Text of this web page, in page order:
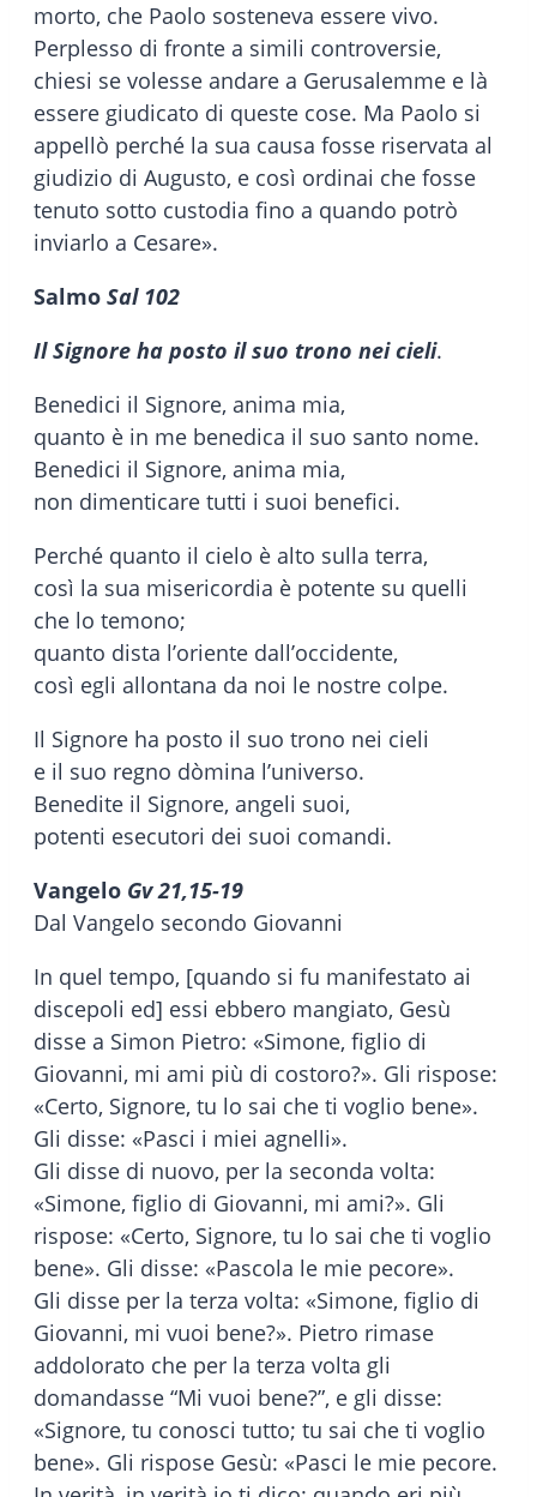
morto, che Paolo sosteneva essere vivo.
Perplesso di fronte a simili controversie,
chiesi se volesse andare a Gerusalemme e là
essere giudicato di queste cose. Ma Paolo si
appellò perché la sua causa fosse riservata al
giudizio di Augusto, e così ordinai che fosse
tenuto sotto custodia fino a quando potrò
inviarlo a Cesare».
Salmo Sal 102
Il Signore ha posto il suo trono nei cieli.
Benedici il Signore, anima mia,
quanto è in me benedica il suo santo nome.
Benedici il Signore, anima mia,
non dimenticare tutti i suoi benefici.
Perché quanto il cielo è alto sulla terra,
così la sua misericordia è potente su quelli
che lo temono;
quanto dista l’oriente dall’occidente,
così egli allontana da noi le nostre colpe.
Il Signore ha posto il suo trono nei cieli
e il suo regno dòmina l’universo.
Benedite il Signore, angeli suoi,
potenti esecutori dei suoi comandi.
Vangelo Gv 21,15-19
Dal Vangelo secondo Giovanni
In quel tempo, [quando si fu manifestato ai
discepoli ed] essi ebbero mangiato, Gesù
disse a Simon Pietro: «Simone, figlio di
Giovanni, mi ami più di costoro?». Gli rispose:
«Certo, Signore, tu lo sai che ti voglio bene».
Gli disse: «Pasci i miei agnelli».
Gli disse di nuovo, per la seconda volta:
«Simone, figlio di Giovanni, mi ami?». Gli
rispose: «Certo, Signore, tu lo sai che ti voglio
bene». Gli disse: «Pascola le mie pecore».
Gli disse per la terza volta: «Simone, figlio di
Giovanni, mi vuoi bene?». Pietro rimase
addolorato che per la terza volta gli
domandasse “Mi vuoi bene?”, e gli disse:
«Signore, tu conosci tutto; tu sai che ti voglio
bene». Gli rispose Gesù: «Pasci le mie pecore.